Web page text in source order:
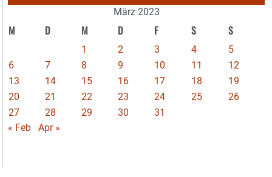
März 2023
M D M D F S S
1 2 3 4
5
6
7 8 9 10 11
12
13
14 15 16 17 18
19
20
21 22 23 24 25
26
27
28 29 30
31
« Feb
Apr »